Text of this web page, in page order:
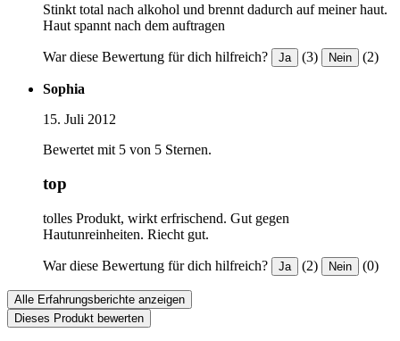
Stinkt total nach alkohol und brennt dadurch auf meiner haut.
Haut spannt nach dem auftragen
War diese Bewertung für dich hilfreich? Ja (3) Nein (2)
Sophia
15. Juli 2012
Bewertet mit 5 von 5 Sternen.
top
tolles Produkt, wirkt erfrischend. Gut gegen
Hautunreinheiten. Riecht gut.
War diese Bewertung für dich hilfreich? Ja (2) Nein (0)
Alle Erfahrungsberichte anzeigen
Dieses Produkt bewerten